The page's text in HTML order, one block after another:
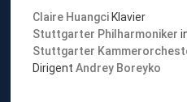
a
b
o
„
Claire Huangci Klavier
Stuttgarter Philharmoniker
Stuttgarter
DirigentAndrey Boreyko